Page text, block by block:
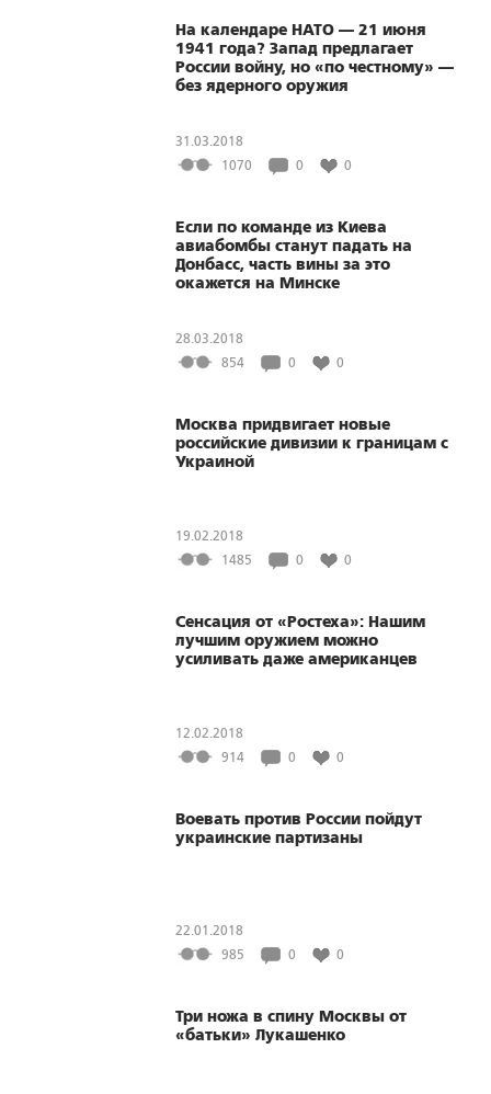
На календаре НАТО — 21 июня
1941 года? Запад предлагает
России войну, но «по честному» —
без ядерного оружия
31.03.2018
1070
0 0
Если по команде из Киева
авиабомбы станут падать на
Донбасс, часть вины за это
окажется на Минске
28.03.2018
854
0 0
Москва придвигает новые
российские дивизии к границам с
Украиной
19.02.2018
1485
0 0
Сенсация от «Ростеха»: Нашим
лучшим оружием можно
усиливать даже американцев
12.02.2018
914
0 0
Воевать против России пойдут
украинские партизаны
22.01.2018
985
0 0
Три ножа в спину Москвы от
«батьки» Лукашенко